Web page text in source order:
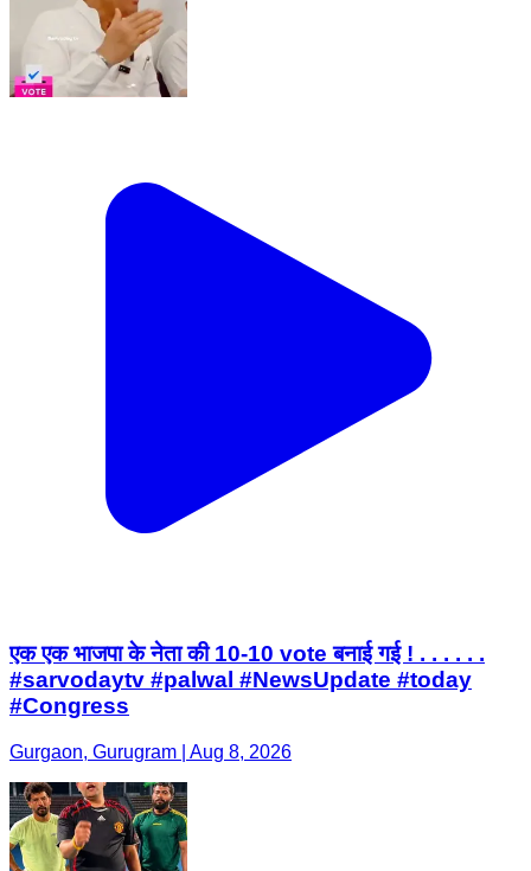
एक एक भाजपा के नेता की 10-10 vote बनाई गई ! . . . . . .
#sarvodaytv #palwal #NewsUpdate #today
#Congress
Gurgaon, Gurugram | Aug 8, 2026